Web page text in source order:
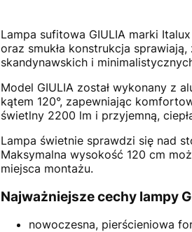
Lampa sufitowa GIULIA marki
oraz smukła konstrukcja
skandynawskich i
Model GIULIA został wykonany z
kątem 120°, zapewniając
świetlny 2200 lm i przyjemną,
Lampa świetnie sprawdzi się nad
Maksymalna wysokość 120 cm
miejsca montażu.
Najważniejsze cechy lampy
nowoczesna, pierścieniowa